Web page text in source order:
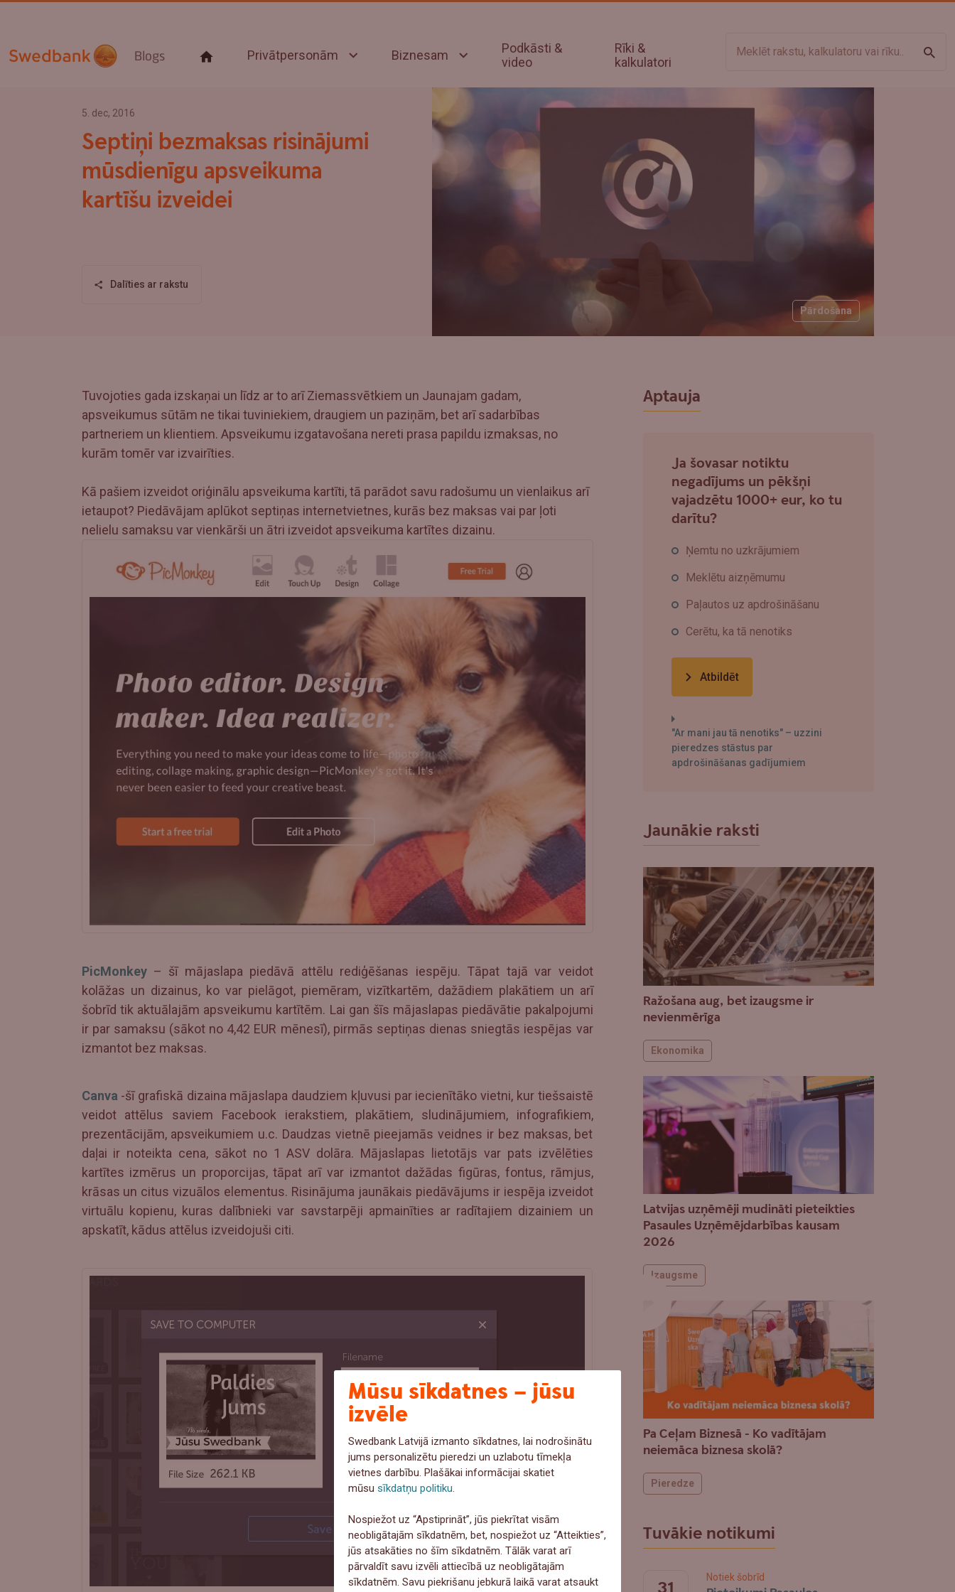
Blogs Privātpersonām Biznesam
Podkāsti &
video
Rīki &
kalkulatori
Pārdošana
5. dec, 2016
Septiņi bezmaksas risinājumi
mūsdienīgu apsveikuma
kartīšu izveidei
Dalīties ar rakstu
Tuvojoties gada izskaņai un līdz ar to arī Ziemassvētkiem un Jaunajam gadam,
apsveikumus sūtām ne tikai tuviniekiem, draugiem un paziņām, bet arī sadarbības
partneriem un klientiem. Apsveikumu izgatavošana nereti prasa papildu izmaksas, no
kurām tomēr var izvairīties.
Kā pašiem izveidot oriģinālu apsveikuma kartīti, tā parādot savu radošumu un vienlaikus arī
ietaupot? Piedāvājam aplūkot septiņas internetvietnes, kurās bez maksas vai par ļoti
nelielu samaksu var vienkārši un ātri izveidot apsveikuma kartītes dizainu.
PicMonkey – šī mājaslapa piedāvā attēlu rediģēšanas iespēju. Tāpat tajā var veidot
kolāžas un dizainus, ko var pielāgot, piemēram, vizītkartēm, dažādiem plakātiem un arī
šobrīd tik aktuālajām apsveikumu kartītēm. Lai gan šīs mājaslapas piedāvātie pakalpojumi
ir par samaksu (sākot no 4,42 EUR mēnesī), pirmās septiņas dienas sniegtās iespējas var
izmantot bez maksas.
Canva -šī grafiskā dizaina mājaslapa daudziem kļuvusi par iecienītāko vietni, kur tiešsaistē
veidot attēlus saviem Facebook ierakstiem, plakātiem, sludinājumiem, infografikiem,
prezentācijām, apsveikumiem u.c. Daudzas vietnē pieejamās veidnes ir bez maksas, bet
daļai ir noteikta cena, sākot no 1 ASV dolāra. Mājaslapas lietotājs var pats izvēlēties
kartītes izmērus un proporcijas, tāpat arī var izmantot dažādas figūras, fontus, rāmjus,
krāsas un citus vizuālos elementus. Risinājuma jaunākais piedāvājums ir iespēja izveidot
virtuālu kopienu, kuras dalībnieki var savstarpēji apmainīties ar radītajiem dizainiem un
apskatīt, kādus attēlus izveidojuši citi.
Aptauja
Ja šovasar notiktu
negadījums un pēkšņi
vajadzētu 1000+ eur, ko tu
darītu?
Ņemtu no uzkrājumiem
Meklētu aizņēmumu
Paļautos uz apdrošināšanu
Cerētu, ka tā nenotiks
Atbildēt
"Ar mani jau tā nenotiks" – uzzini
pieredzes stāstus par
apdrošināšanas gadījumiem
Jaunākie raksti
Ražošana aug, bet izaugsme ir
nevienmērīga
Ekonomika
Latvijas uzņēmēji mudināti pieteikties
Pasaules Uzņēmējdarbības kausam
2026
Izaugsme
Pa Ceļam Biznesā - Ko vadītājam
neiemāca biznesa skolā?
Pieredze
Tuvākie notikumi
Notiek šobrīd
Mūsu sīkdatnes – jūsu
izvēle
Swedbank Latvijā izmanto sīkdatnes, lai nodrošinātu
jums personalizētu pieredzi un uzlabotu tīmekļa
vietnes darbību. Plašākai informācijai skatiet
mūsusīkdatņu politiku.
Nospiežot uz “Apstiprināt”, jūs piekrītat visām
neobligātajām sīkdatnēm, bet, nospiežot uz “Atteikties”,
jūs atsakāties no šīm sīkdatnēm. Tālāk varat arī
pārvaldīt savu izvēli attiecībā uz neobligātajām
sīkdatnēm. Savu piekrišanu jebkurā laikā varat atsaukt